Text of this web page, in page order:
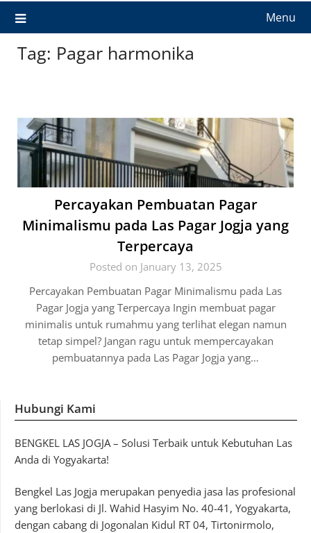
Menu
Tag: Pagar harmonika
Percayakan Pembuatan Pagar
Minimalismu pada Las Pagar Jogja yang
Terpercaya
Posted on January 13, 2025
Percayakan Pembuatan Pagar Minimalismu pada Las
Pagar Jogja yang Terpercaya Ingin membuat pagar
minimalis untuk rumahmu yang terlihat elegan namun
tetap simpel? Jangan ragu untuk mempercayakan
pembuatannya pada Las Pagar Jogja yang…
Hubungi Kami
BENGKEL LAS JOGJA – Solusi Terbaik untuk Kebutuhan Las
Anda di Yogyakarta!
Bengkel Las Jogja merupakan penyedia jasa las profesional
yang berlokasi di Jl. Wahid Hasyim No. 40-41, Yogyakarta,
dengan cabang di Jogonalan Kidul RT 04, Tirtonirmolo,